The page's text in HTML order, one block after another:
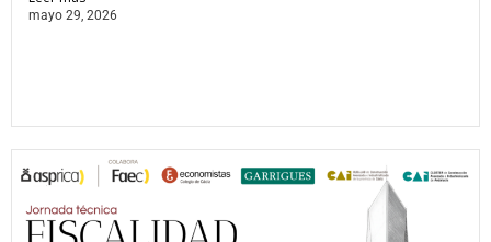
mayo 29, 2026